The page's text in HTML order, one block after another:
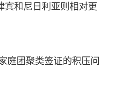
宾和尼日利亚则相对更
庭团聚类签证的积压问